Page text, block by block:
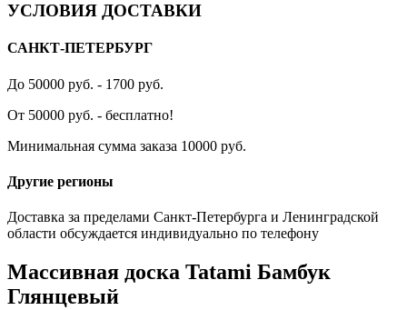
УСЛОВИЯ ДОСТАВКИ
САНКТ-ПЕТЕРБУРГ
До 50000 руб. - 1700 руб.
От 50000 руб. - бесплатно!
Минимальная сумма заказа 10000 руб.
Другие регионы
Доставка за пределами Санкт-Петербурга и Ленинградской
области обсуждается индивидуально по телефону
Массивная доска Tatami Бамбук
Глянцевый